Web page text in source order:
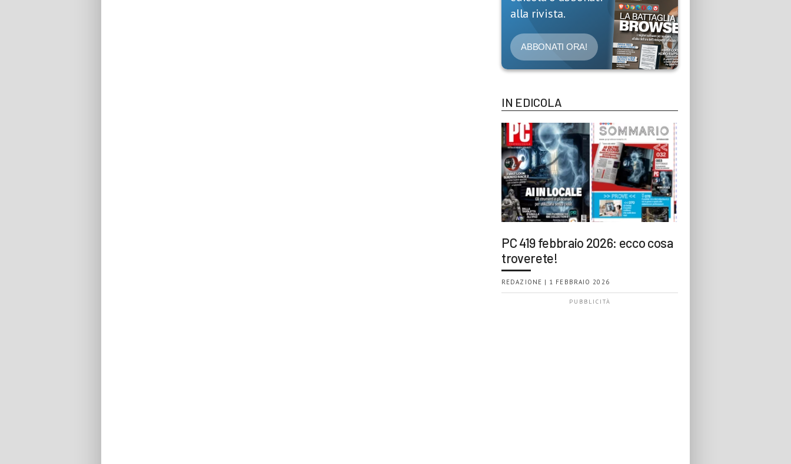
alla rivista.
ABBONATI ORA!
IN EDICOLA
PC 419 febbraio 2026: ecco cosa
troverete!
REDAZIONE | 1 FEBBRAIO 2026